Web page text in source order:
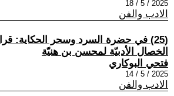
2025 / 5 / 18
الادب والفن
(25) في حضرة السرد وسحر الحكاية:
الخصال الأدبيّة لمحسن بن هنيّة
فتحي البوكاري
2025 / 5 / 14
الادب والفن